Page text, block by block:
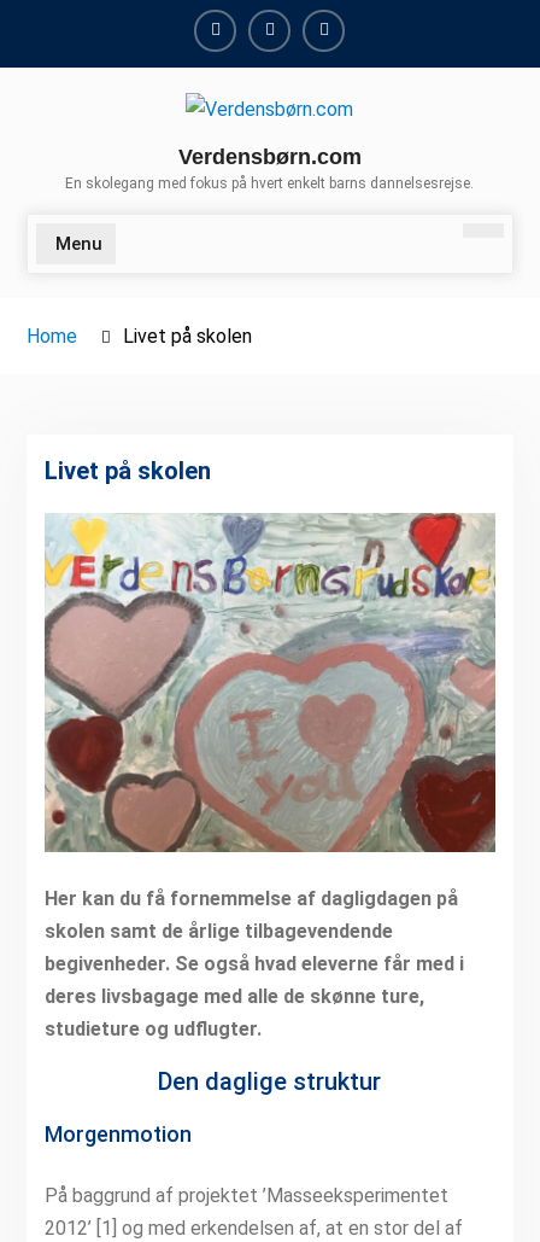
YoutubeFacebookInstagram
Verdensbørn.com
En skolegang med fokus på hvert enkelt barns dannelsesrejse.
Menu
Home Livet på skolen
Livet på skolen
Her kan du få fornemmelse af dagligdagen på
skolen samt de årlige tilbagevendende
begivenheder. Se også hvad eleverne får med i
deres livsbagage med alle de skønne ture,
studieture og udflugter.
Den daglige struktur
Morgenmotion
På baggrund af projektet ’Masseeksperimentet
2012’ [1] og med erkendelsen af, at en stor del af